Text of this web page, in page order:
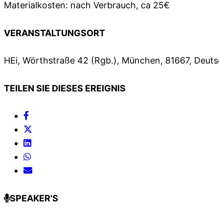
Materialkosten: nach Verbrauch, ca 25€
VERANSTALTUNGSORT
HEi, Wörthstraße 42 (Rgb.), München, 81667,
TEILEN SIE DIESES EREIGNIS
SPEAKER'S